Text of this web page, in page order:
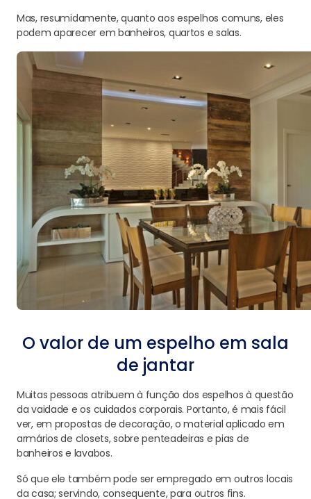
Mas, resumidamente, quanto aos espelhos comuns, eles
podem aparecer em banheiros, quartos e salas.
O valor de um espelho em sala
de jantar
Muitas pessoas atribuem à função dos espelhos à questão
da vaidade e os cuidados corporais. Portanto, é mais fácil
ver, em propostas de decoração, o material aplicado em
armários de closets, sobre penteadeiras e pias de
banheiros e lavabos.
Só que ele também pode ser empregado em outros locais
da casa; servindo, consequente, para outros fins.